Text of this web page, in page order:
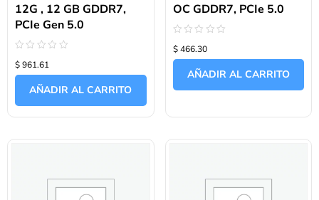
12G , 12 GB GDDR7,
PCIe Gen 5.0
con
0
$ 961.61
AÑADIR AL CARRITO
OC GDDR7, PCIe 5.0
con
0
$ 466.30
AÑADIR AL CARRITO